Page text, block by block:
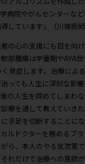
病院やがんセンターな
しています」（川端医師
の心の支援にも目を向
部腫瘍は学童期やAYA
発症します。治療によ
っても人生に深刻な影
の人生を諦めてしまわ
療を通して教えていきた
手足を切断することに
ルドクターを務めるブ
ら、本人のやる気次第
れだけで治療への意欲